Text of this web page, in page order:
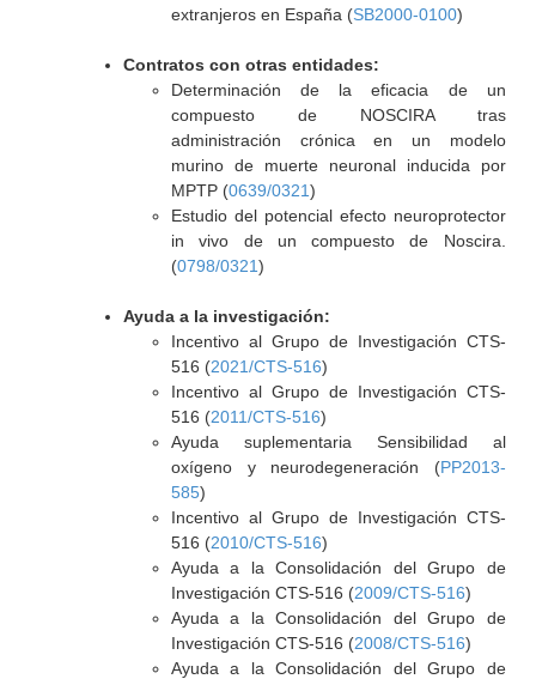
extranjeros en España (SB2000-0100)
Contratos con otras entidades:
Determinación de la eficacia de un
compuesto de NOSCIRA tras
administración crónica en un modelo
murino de muerte neuronal inducida por
MPTP (0639/0321)
Estudio del potencial efecto neuroprotector
in vivo de un compuesto de Noscira.
(0798/0321)
Ayuda a la investigación:
Incentivo al Grupo de Investigación CTS-
516 (2021/CTS-516)
Incentivo al Grupo de Investigación CTS-
516 (2011/CTS-516)
Ayuda suplementaria Sensibilidad al
oxígeno y neurodegeneración (PP2013-
585)
Incentivo al Grupo de Investigación CTS-
516 (2010/CTS-516)
Ayuda a la Consolidación del Grupo de
Investigación CTS-516 (2009/CTS-516)
Ayuda a la Consolidación del Grupo de
Investigación CTS-516 (2008/CTS-516)
Ayuda a la Consolidación del Grupo de